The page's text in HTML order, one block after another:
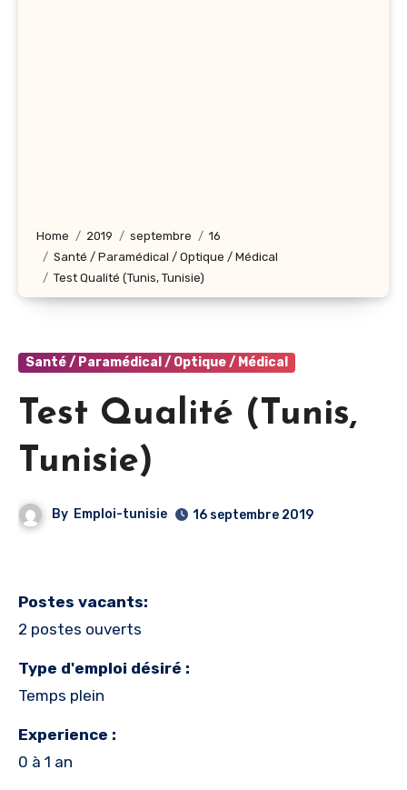
Home 2019 septembre
16
Santé / Paramédical / Optique / Médical
Test Qualité (Tunis, Tunisie)
Santé / Paramédical / Optique / Médical
Test Qualité (Tunis,
Tunisie)
By Emploi-tunisie 16 septembre 2019
Postes vacants:
2 postes ouverts
Type d'emploi désiré :
Temps plein
Experience :
0 à 1 an